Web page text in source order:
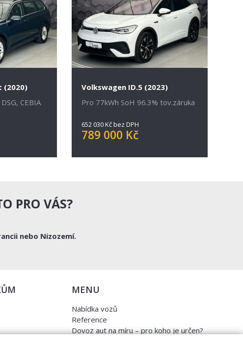
(2020)
CEBIA
Volkswagen ID.5 (2023)
Pro 77kWh SoH 96.3% tov.záruka
652 030 Kč bez DPH
789 000 Kč
PRO VÁS?
nebo Nizozemí.
MENU
Nabídka vozů
Reference
Dovoz aut na míru – pro koho je určen?